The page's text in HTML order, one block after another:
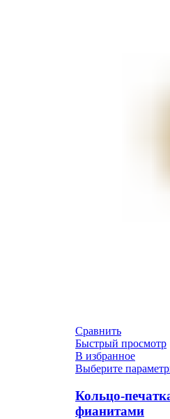
Сравнить
Быстрый просмотр
В избранное
Выберите
Кольцо-
фианитами